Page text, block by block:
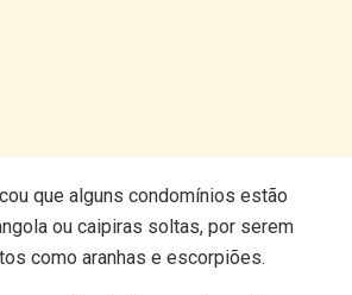
que alguns condomínios estão
ou caipiras soltas, por serem
como aranhas e escorpiões.